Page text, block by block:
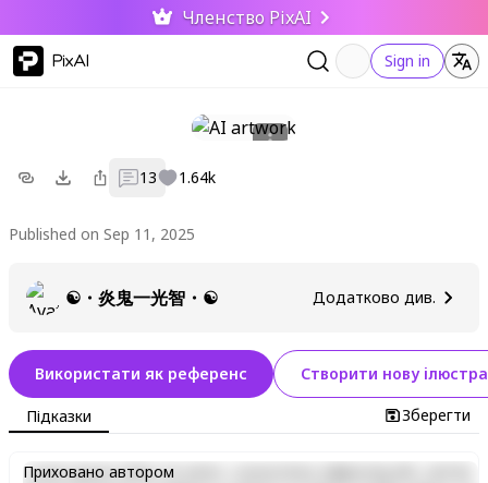
Членство PixAI
PixAI Sign in
13 1.64k
Published on Sep 11, 2025
☯・炎鬼一光智・☯ Додатково див.
Використати як референс Створити нову
Підказки Зберегти
Lorem ipsum dolor sit amet, consectetur adipiscing elit, sed do
Приховано автором